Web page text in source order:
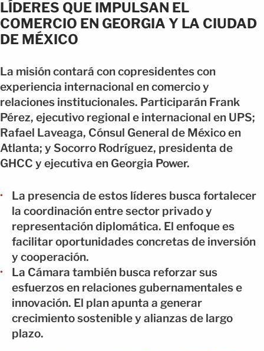
LÍDERES QUE IMPULSAN EL
COMERCIO EN GEORGIA Y LA CIUDAD
DE MÉXICO
La misión contará con copresidentes con
experiencia internacional en comercio y
relaciones institucionales. Participarán Frank
Pérez, ejecutivo regional e internacional en UPS;
Rafael Laveaga, Cónsul General de México en
Atlanta; y Socorro Rodríguez, presidenta de
GHCC y ejecutiva en Georgia Power.
La presencia de estos líderes busca fortalecer
la coordinación entre sector privado y
representación diplomática. El enfoque es
facilitar oportunidades concretas de inversión
y cooperación.
La Cámara también busca reforzar sus
esfuerzos en relaciones gubernamentales e
innovación. El plan apunta a generar
crecimiento sostenible y alianzas de largo
plazo.